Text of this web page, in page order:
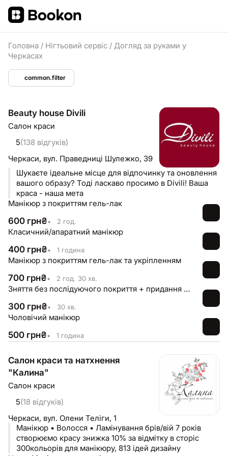
Головна / Нігтьовий сервіс / Догляд за руками у
Черкасах
common.filter
Beauty house Divili
Салон краси
5(138 відгуків)
Черкаси, вул. Праведниці Шулежко, 39
Шукаєте ідеальне місце для відпочинку та оновлення
вашого образу? Тоді ласкаво просимо в Divili! Ваша
краса - наша мета
Манікюр з покриттям гель-лак
600 грн₴• 2 год.
Класичний/апаратний манікюр
400 грн₴• 1 година
Манікюр з покриттям гель-лак та укріпленням
700 грн₴• 2 год. 30 хв.
Зняття без послідуючого покриття + придання форми
300 грн₴• 30 хв.
Чоловічий манікюр
500 грн₴• 1 година
Салон краси та натхнення
"Калина"
Салон краси
5(18 відгуків)
Черкаси, вул. Олени Теліги, 1
Манікюр • Волосся • Ламінування брів/вій 7 років
створюємо красу знижка 10% за відмітку в сторіс
300кольорів для манікюру, 813 ідей дизайну